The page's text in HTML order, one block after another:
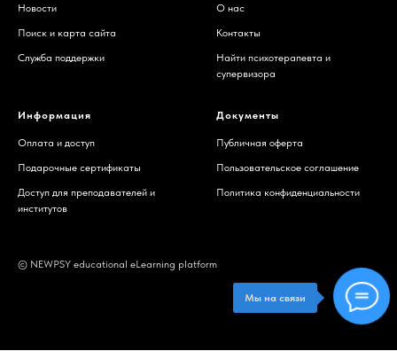
Новости
Поиск и карта сайта
Служба поддержки
О нас
Контакты
Найти психотерапевта и
супервизора
Информация
Оплата и доступ
Подарочные сертификаты
Доступ для преподавателей и
институтов
Документы
Публичная оферта
Пользовательское соглашение
Политика конфиденциальности
© NEWPSY educational eLearning platform
Мы на связи